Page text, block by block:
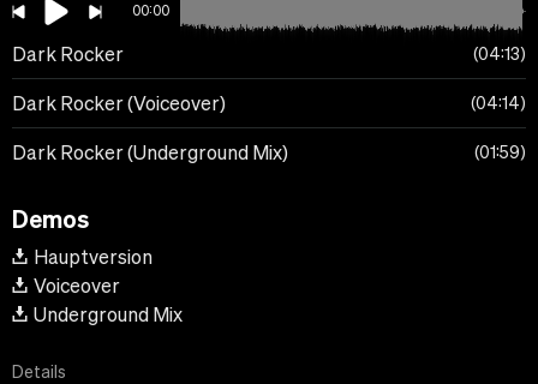
00:00
Dark Rocker 04:13
Dark Rocker (Voiceover) 04:14
Dark Rocker (Underground Mix) 01:59
Demos
Hauptversion
Voiceover
Underground Mix
Details